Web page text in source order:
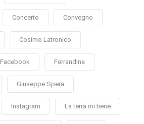
Concerto Convegno
Cosimo Latronico
Facebook Ferrandina
Giuseppe Spera
Instagram La terra mi tiene